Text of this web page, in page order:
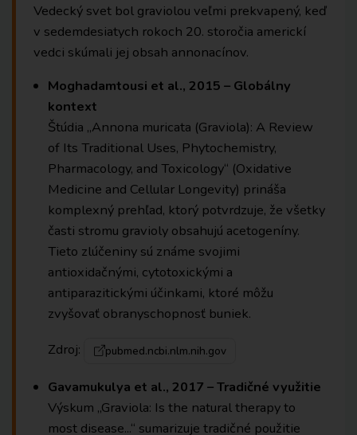
Vedecký svet bol graviolou veľmi prekvapený, keď
v sedemdesiatych rokoch 20. storočia americkí
vedci skúmali jej obsah annonacínov.
Moghadamtousi et al., 2015 – Globálny
kontext
Štúdia „Annona muricata (Graviola): A Review
of Its Traditional Uses, Phytochemistry,
Pharmacology, and Toxicology“ (Oxidative
Medicine and Cellular Longevity) prináša
komplexný prehľad, ktorý potvrdzuje, že všetky
časti stromu gravioly obsahujú acetogeníny.
Tieto zlúčeniny sú známe svojimi
antioxidačnými, cytotoxickými a
antiparazitickými účinkami, ktoré môžu
zvyšovať obranyschopnosť buniek.
Zdroj:
pubmed.ncbi.nlm.nih.gov
Gavamukulya et al., 2017 – Tradičné využitie
Výskum „Graviola: Is the natural therapy to
most disease...“ sumarizuje tradičné použitie